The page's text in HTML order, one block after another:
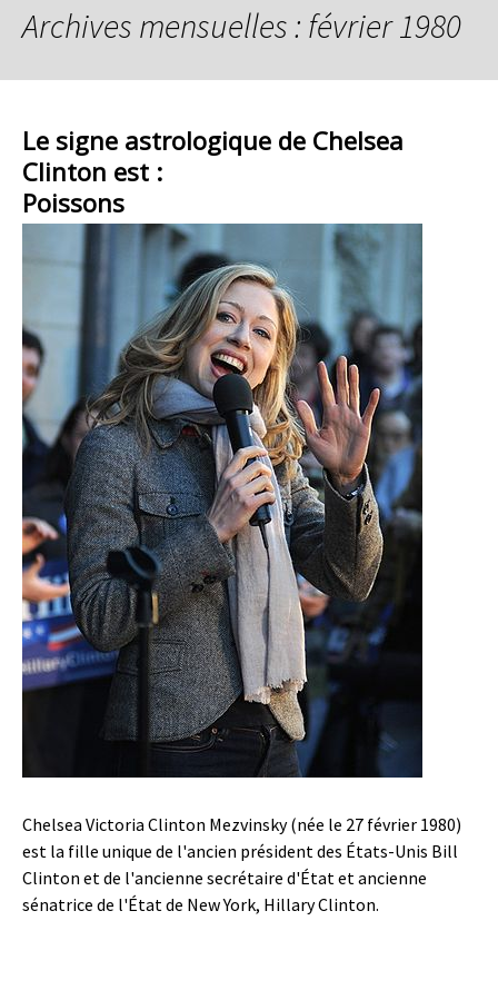
Archives mensuelles : février 1980
Le signe astrologique de Chelsea
Clinton est :
Poissons
Chelsea Victoria Clinton Mezvinsky (née le 27 février 1980)
est la fille unique de l'ancien président des États-Unis Bill
Clinton et de l'ancienne secrétaire d'État et ancienne
sénatrice de l'État de New York, Hillary Clinton.